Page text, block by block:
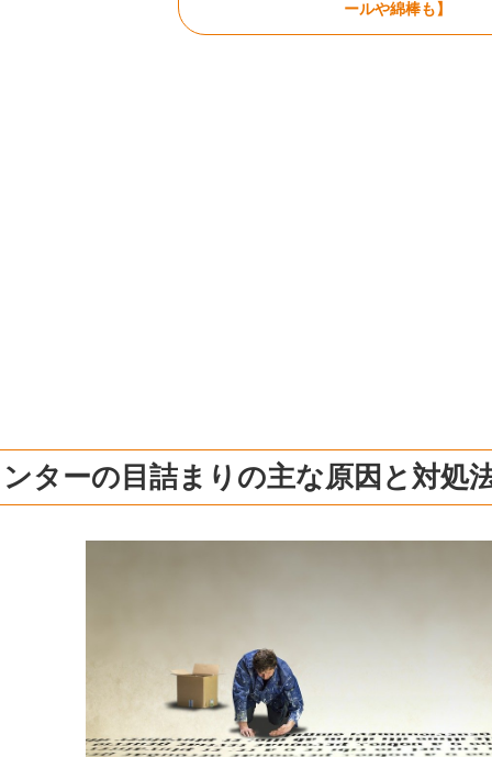
ールや綿棒も】
ターの目詰まりの主な原因と対処